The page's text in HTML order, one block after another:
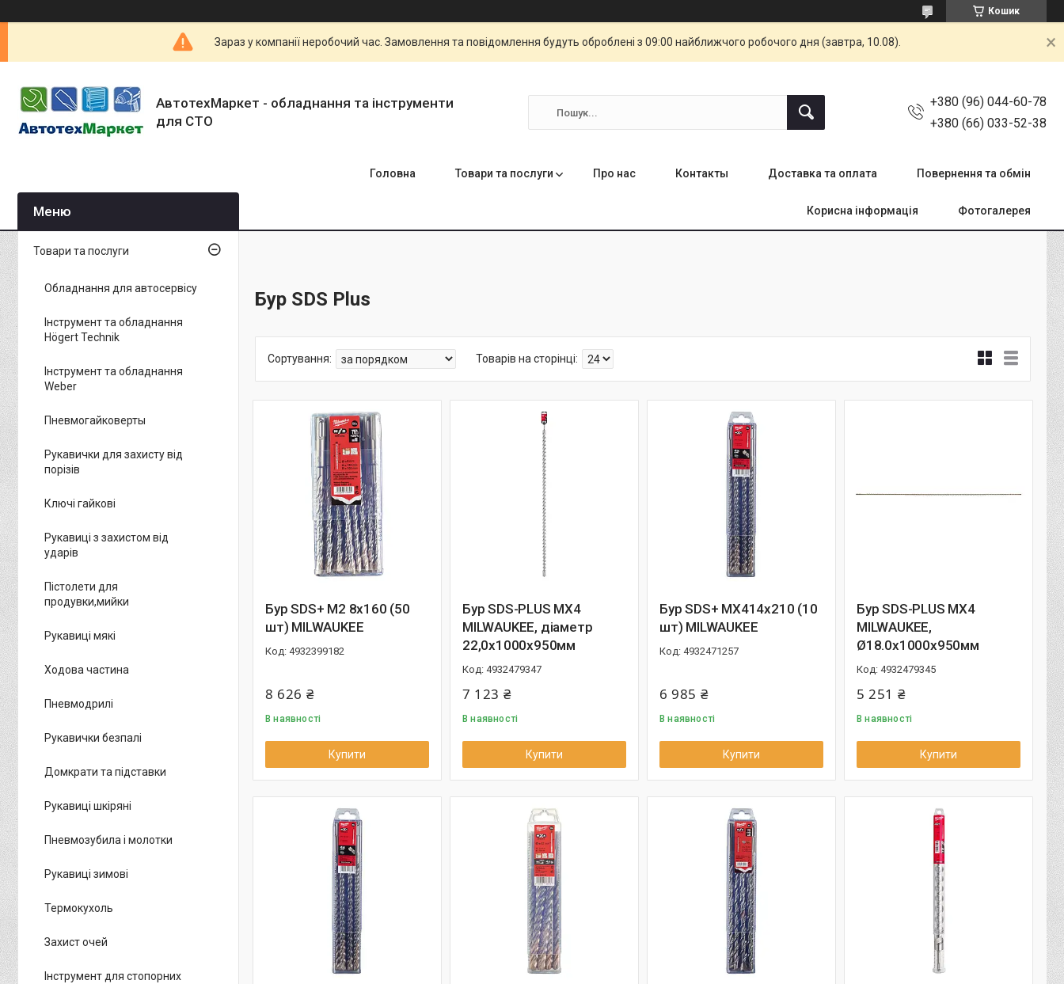
Кошик
Зараз у компанії неробочий час. Замовлення та повідомлення будуть оброблені з 09:00 найближчого робочого дня (завтра, 10.08).
АвтотехМаркет - обладнання та інструменти
для СТО
+380 (96) 044-60-78
+380 (66) 033-52-38
Головна Товари та послуги Про нас Контакты Доставка та оплата Повернення та обмін
Корисна інформація Фотогалерея
Бур SDS Plus
Бур SDS+ M2 8x160 (50
шт) MILWAUKEE
4932399182
8 626 ₴
В наявності
Купити
Бур SDS-PLUS MX4
MILWAUKEE, діаметр
22,0х1000х950мм
4932479347
7 123 ₴
В наявності
Купити
Бур SDS+ MX414x210 (10
шт) MILWAUKEE
4932471257
6 985 ₴
В наявності
Купити
Бур SDS-PLUS MX4
MILWAUKEE,
Ø18.0x1000x950мм
4932479345
5 251 ₴
В наявності
Купити
Товари та послуги
Обладнання для автосервісу
Інструмент та обладнання
Högert Technik
Інструмент та обладнання
Weber
Пневмогайковерты
Рукавички для захисту від
порізів
Ключі гайкові
Рукавиці з захистом від
ударів
Пістолети для
продувки,мийки
Рукавиці мякі
Ходова частина
Пневмодрилі
Рукавички безпалі
Домкрати та підставки
Рукавиці шкіряні
Пневмозубила і молотки
Рукавиці зимові
Термокухоль
Захист очей
Інструмент для стопорних